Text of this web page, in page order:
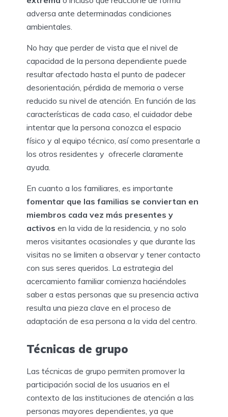
adversa ante determinadas condiciones
ambientales.
No hay que perder de vista que el nivel de
capacidad de la persona dependiente puede
resultar afectado hasta el punto de padecer
desorientación, pérdida de memoria o verse
reducido su nivel de atención. En función de las
características de cada caso, el cuidador debe
intentar que la persona conozca el espacio
físico y al equipo técnico, así como presentarle a
los otros residentes y ofrecerle claramente
ayuda.
En cuanto a los familiares, es importante
fomentar que las familias se conviertan en
miembros cada vez más presentes y
activos en la vida de la residencia, y no solo
meros visitantes ocasionales y que durante las
visitas no se limiten a observar y tener contacto
con sus seres queridos. La estrategia del
acercamiento familiar comienza haciéndoles
saber a estas personas que su presencia activa
resulta una pieza clave en el proceso de
adaptación de esa persona a la vida del centro.
Técnicas de grupo
Las técnicas de grupo permiten promover la
participación social de los usuarios en el
contexto de las instituciones de atención a las
personas mayores dependientes, ya que